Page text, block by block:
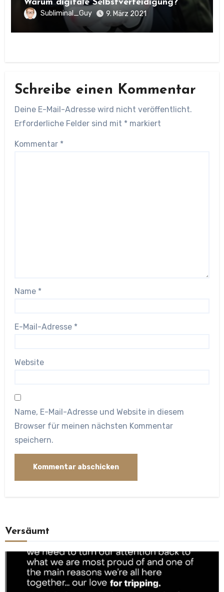
Warum digitale Selbstverteidigung?
Subliminal_Guy 9. März 2021
Schreibe einen Kommentar
Deine E-Mail-Adresse wird nicht veröffentlicht.
Erforderliche Felder sind mit * markiert
Kommentar *
Name *
E-Mail-Adresse *
Website
Name, E-Mail-Adresse und Website in diesem
Browser für meinen nächsten Kommentar
speichern.
Versäumt